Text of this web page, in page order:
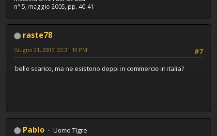
n° 5, maggio 2005, pp. 40-41
raste78
#7
Giugno 21, 2005, 22:31:19 PM
bello scarico, ma ne esistono doppi in commercio in italia?
Pablo
Uomo Tigre